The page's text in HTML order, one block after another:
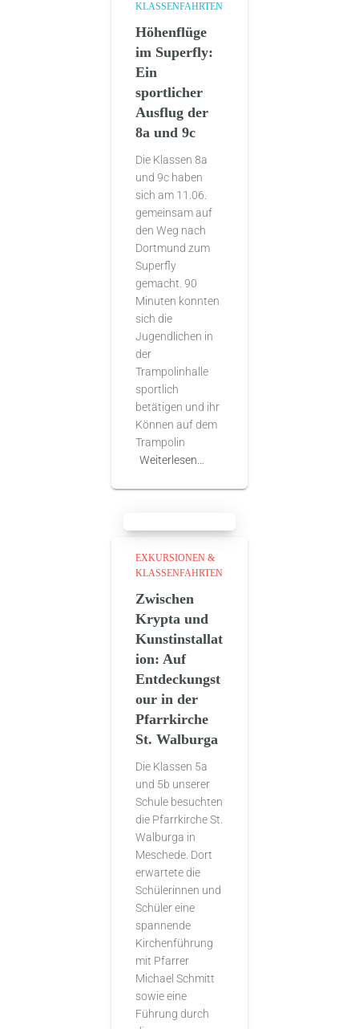
KLASSENFAHRTEN
Höhenflüge
im Superfly:
Ein
sportlicher
Ausflug der
8a und 9c
Die Klassen 8a
und 9c haben
sich am 11.06.
gemeinsam auf
den Weg nach
Dortmund zum
Superfly
gemacht. 90
Minuten konnten
sich die
Jugendlichen in
der
Trampolinhalle
sportlich
betätigen und ihr
Können auf dem
Trampolin
Weiterlesen…
EXKURSIONEN &
KLASSENFAHRTEN
Zwischen
Krypta und
Kunstinstallat
ion: Auf
Entdeckungst
our in der
Pfarrkirche
St. Walburga
Die Klassen 5a
und 5b unserer
Schule besuchten
die Pfarrkirche St.
Walburga in
Meschede. Dort
erwartete die
Schülerinnen und
Schüler eine
spannende
Kirchenführung
mit Pfarrer
Michael Schmitt
sowie eine
Führung durch